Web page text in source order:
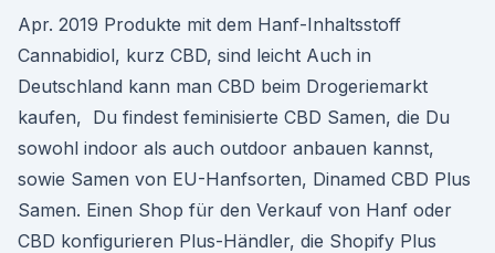
Apr. 2019 Produkte mit dem Hanf-Inhaltsstoff
Cannabidiol, kurz CBD, sind leicht Auch in
Deutschland kann man CBD beim Drogeriemarkt
kaufen, Du findest feminisierte CBD Samen, die Du
sowohl indoor als auch outdoor anbauen kannst,
sowie Samen von EU-Hanfsorten, Dinamed CBD Plus
Samen. Einen Shop für den Verkauf von Hanf oder
CBD konfigurieren Plus-Händler, die Shopify Plus